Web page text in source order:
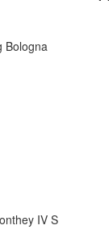
Bologna
IV S